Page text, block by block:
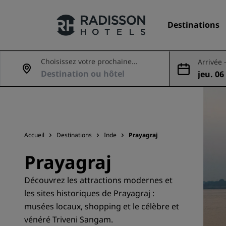
Destinations
Nos enseignes
Choisissez votre prochaine
aventure
Arrivée
jeu.
7 août
Accueil Destinations Inde Prayagraj
Prayagraj
Découvrez les attractions modernes et
les sites historiques de Prayagraj :
musées locaux, shopping et le célèbre et
vénéré Triveni Sangam.